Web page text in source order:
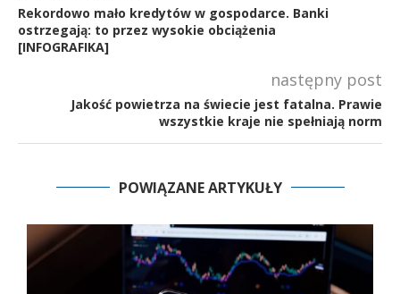
Rekordowo mało kredytów w gospodarce. Banki
ostrzegają: to przez wysokie obciążenia
[INFOGRAFIKA]
następny post
Jakość powietrza na świecie jest fatalna. Prawie
wszystkie kraje nie spełniają norm
POWIĄZANE ARTYKUŁY